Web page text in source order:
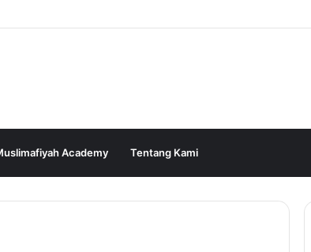
Academy Tentang Kami